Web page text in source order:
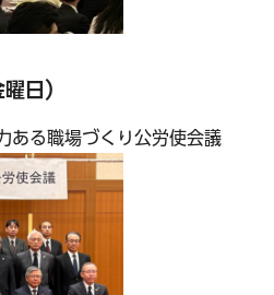
日）
ある職場づくり公労使会議